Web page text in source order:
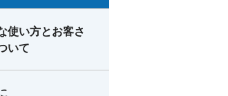
使い方とお客さ
いて